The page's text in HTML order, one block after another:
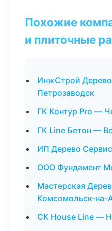
Похожие
и плиточные
ИнжСтрой
Петрозаводск
ГК Контур Pro —
ГК Line Бетон —
ИП Дерево
ООО Фундамент
Мастерская
Комсомольск-на-
СК House Line —